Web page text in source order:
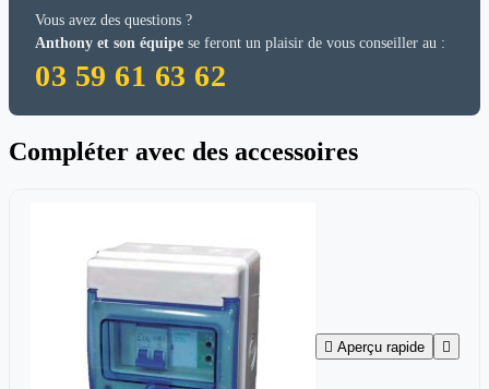
Vous avez des questions ?
Anthony et son équipe se feront un plaisir de vous conseiller au :
03 59 61 63 62
Compléter avec des accessoires
 Aperçu rapide 